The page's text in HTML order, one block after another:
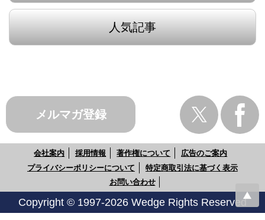
人気記事
メルマガ登録
会社案内 採用情報 著作権について
広告のご案内
プライバシーポリシーについて
特定商取引法に基づく表示
お問い合わせ
Copyright © 1997-2026 Wedge Rights Reserved